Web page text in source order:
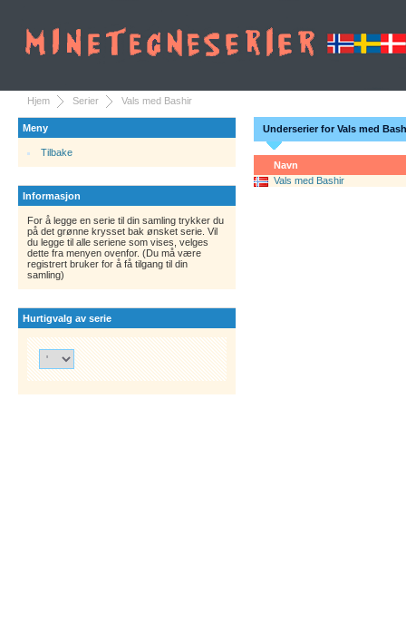
Hjem Serier Vals med Bashir
Meny
Tilbake
Informasjon
For å legge en serie til din samling trykker du
på det grønne krysset bak ønsket serie. Vil
du legge til alle seriene som vises, velges
dette fra menyen ovenfor. (Du må være
registrert bruker for å få tilgang til din
samling)
Hurtigvalg av serie
Underserier for Vals med
Navn
Vals med Bashir